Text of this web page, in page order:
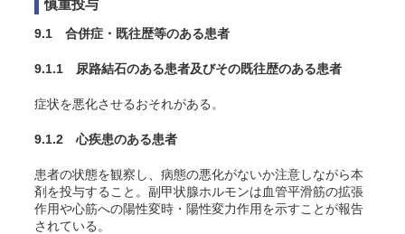
慎重投与
9.1 合併症・既往歴等のある患者
9.1.1 尿路結石のある患者及びその既往歴のある患者
症状を悪化させるおそれがある。
9.1.2 心疾患のある患者
患者の状態を観察し、病態の悪化がないか注意しながら本
剤を投与すること。副甲状腺ホルモンは血管平滑筋の拡張
作用や心筋への陽性変時・陽性変力作用を示すことが報告
されている。